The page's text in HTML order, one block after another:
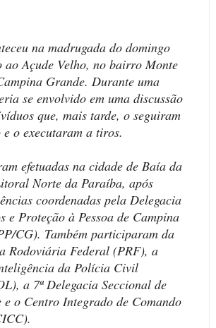
na madrugada do domingo
ao Açude Velho, no bairro Monte
Grande. Durante uma
se envolvido em uma discussão
que, mais tarde, o seguiram
e o executaram a tiros.
efetuadas na cidade de Baía da
Norte da Paraíba, após
coordenadas pela Delegacia
e Proteção à Pessoa de Campina
CG). Também participaram da
Rodoviária Federal (PRF), a
da Polícia Civil
a 7ª Delegacia Seccional de
e o Centro Integrado de Comando